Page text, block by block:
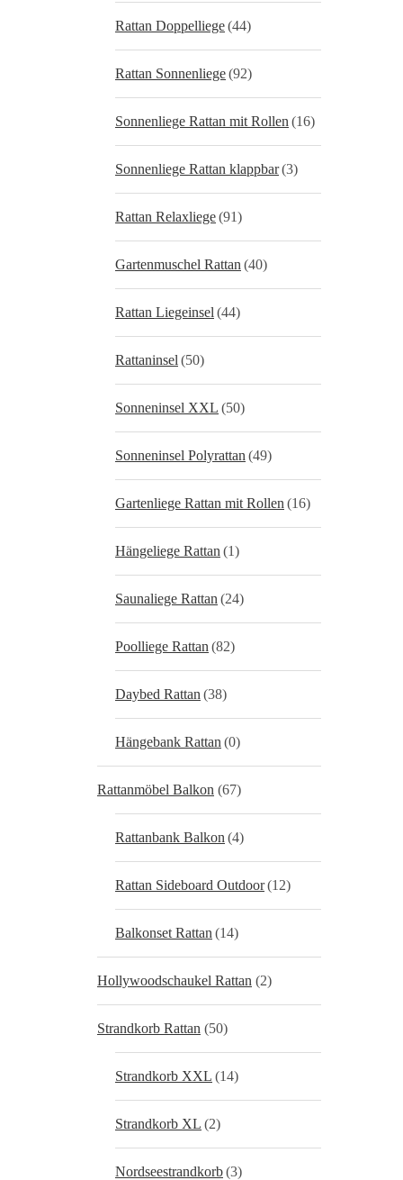
Rattan Doppelliege(44)
Rattan Sonnenliege(92)
Sonnenliege Rattan mit Rollen (16)
Sonnenliege Rattan klappbar(3)
Rattan Relaxliege(91)
Gartenmuschel Rattan (40)
Rattan Liegeinsel (44)
Rattaninsel (50)
Sonneninsel XXL (50)
Sonneninsel Polyrattan (49)
Gartenliege Rattan mit Rollen (16)
Hängeliege Rattan (1)
Saunaliege Rattan (24)
Poolliege Rattan (82)
Daybed Rattan (38)
Hängebank Rattan (0)
Rattanmöbel Balkon (67)
Rattanbank Balkon (4)
Rattan Sideboard Outdoor(12)
Balkonset Rattan (14)
Hollywoodschaukel Rattan (2)
Strandkorb Rattan (50)
Strandkorb XXL (14)
Strandkorb XL (2)
Nordseestrandkorb(3)